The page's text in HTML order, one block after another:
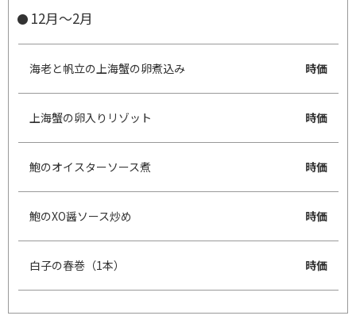
12月～2月
海老と帆立の上海蟹の卵煮込み 時価
上海蟹の卵入りリゾット 時価
鮑のオイスターソース煮 時価
鮑のXO醤ソース炒め 時価
白子の春巻（1本） 時価